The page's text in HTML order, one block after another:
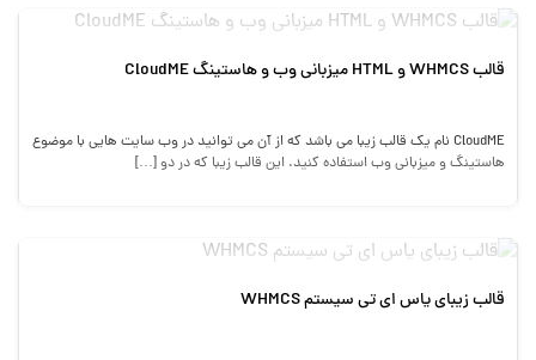
قالب WHMCS و HTML میزبانی وب و هاستینگ CloudME
CloudME نام یک قالب زیبا می باشد که از آن می توانید در وب سایت هایی با موضوع
هاستینگ و میزبانی وب استفاده کنید. این قالب زیبا که در دو […]
قالب زیبای یاس ای تی سیستم WHMCS